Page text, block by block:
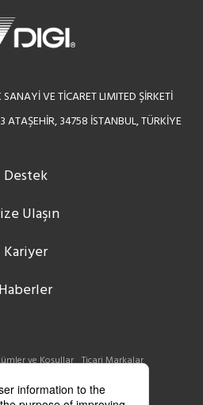
VE TİCARET LIMITED ŞİRKETİ
34758 İSTANBUL, TÜRKİYE
Destek
Ulaşın
Kariyer
Haberler
ve Koşullar Ticari Markalar